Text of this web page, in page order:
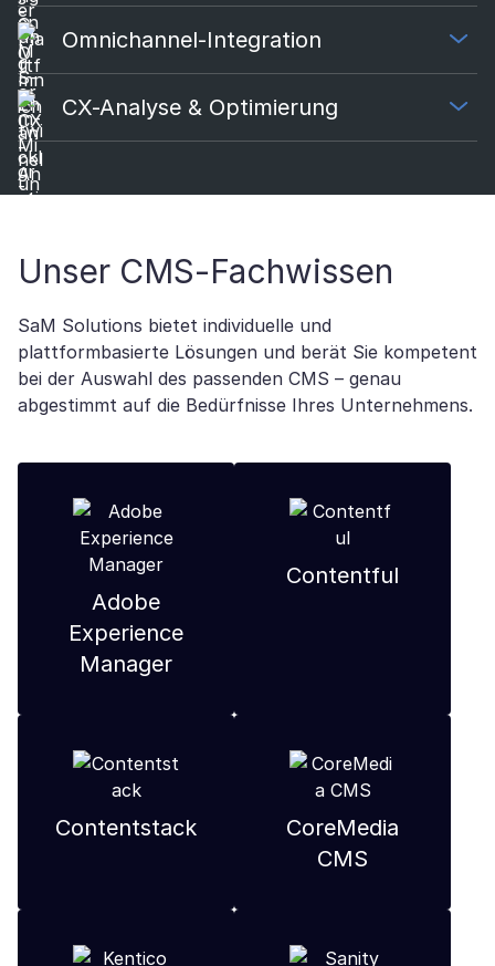
Omnichannel-Integration
CX-Analyse & Optimierung
Unser CMS-Fachwissen
SaM Solutions bietet individuelle und
plattformbasierte Lösungen und berät Sie kompetent
bei der Auswahl des passenden CMS – genau
abgestimmt auf die Bedürfnisse Ihres Unternehmens.
Adobe
Experience
Manager
Contentful
Contentstack
CoreMedia
CMS